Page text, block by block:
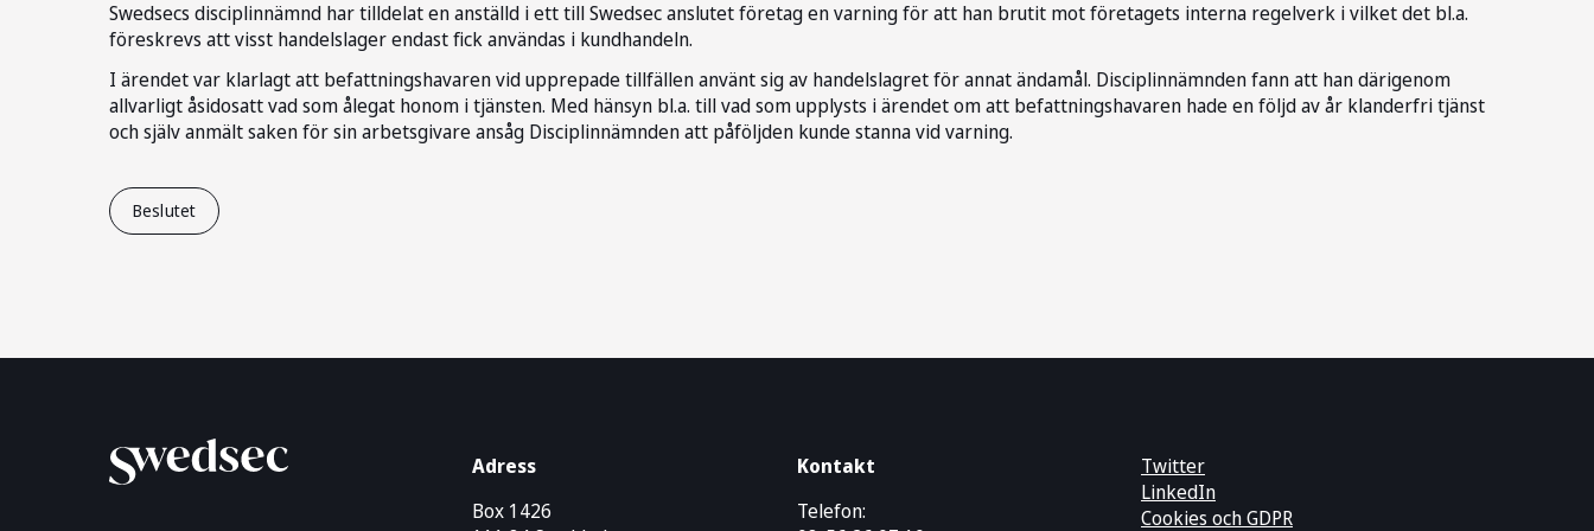
Swedsecs disciplinnämnd har tilldelat en anställd i ett till Swedsec anslutet företag en varning för att han brutit mot företagets interna regelverk i vilket det bl.a.
föreskrevs att visst handelslager endast fick användas i kundhandeln.
I ärendet var klarlagt att befattningshavaren vid upprepade tillfällen använt sig av handelslagret för annat ändamål. Disciplinnämnden fann att han därigenom
allvarligt åsidosatt vad som ålegat honom i tjänsten. Med hänsyn bl.a. till vad som upplysts i ärendet om att befattningshavaren hade en följd av år klanderfri tjänst
och själv anmält saken för sin arbetsgivare ansåg Disciplinnämnden att påföljden kunde stanna vid varning.
Beslutet
Adress
Box 1426
Kontakt
Telefon:
Twitter
LinkedIn
Cookies och GDPR